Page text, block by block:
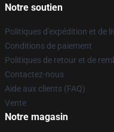
Notre soutien
Politiques d'expédition et de
Conditions de paiement
Politiques de retour et de
Contactez-nous
Aide aux clients (FAQ)
Vente
Notre magasin